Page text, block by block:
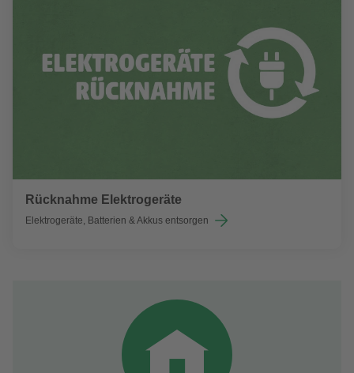
Rücknahme Elektrogeräte
Elektrogeräte, Batterien & Akkus entsorgen